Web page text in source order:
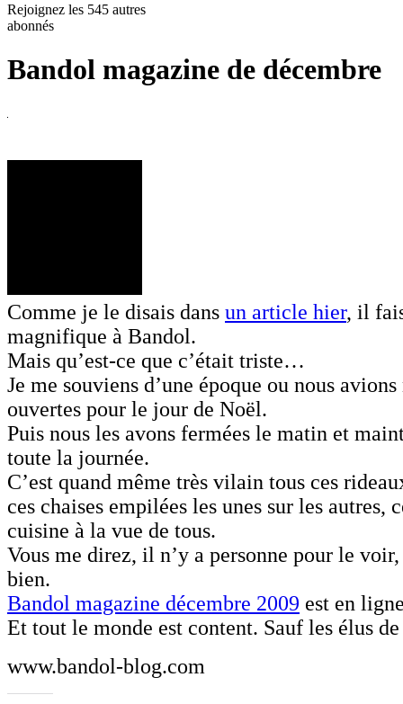
Rejoignez les 545 autres
abonnés
Bandol magazine de décembre
Comme je le disais dans un article hier, il
magnifique à Bandol.
Mais qu’est-ce que c’était triste…
Je me souviens d’une époque ou nous
ouvertes pour le jour de Noël.
Puis nous les avons fermées le matin et
toute la journée.
C’est quand même très vilain tous ces
ces chaises empilées les unes sur les autres,
cuisine à la vue de tous.
Vous me direz, il n’y a personne pour le
bien.
Bandol magazine décembre 2009 est en
Et tout le monde est content. Sauf les élus
www.bandol-blog.com